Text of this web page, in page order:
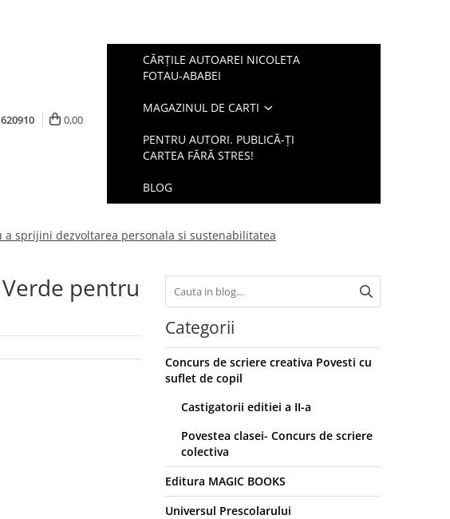
0,00
CĂRŢILE AUTOAREI NICOLETA
FOTAU-ABABEI
MAGAZINUL DE CARTI
PENTRU AUTORI. PUBLICĂ-ŢI
CARTEA FĂRĂ STRES!
BLOG
sprijini dezvoltarea personala si sustenabilitatea
pentru
Categorii
Concurs de scriere creativa Povesti cu
suflet de copil
Castigatorii editiei a II-a
Povestea clasei- Concurs de scriere
colectiva
Editura MAGIC BOOKS
Universul Prescolarului